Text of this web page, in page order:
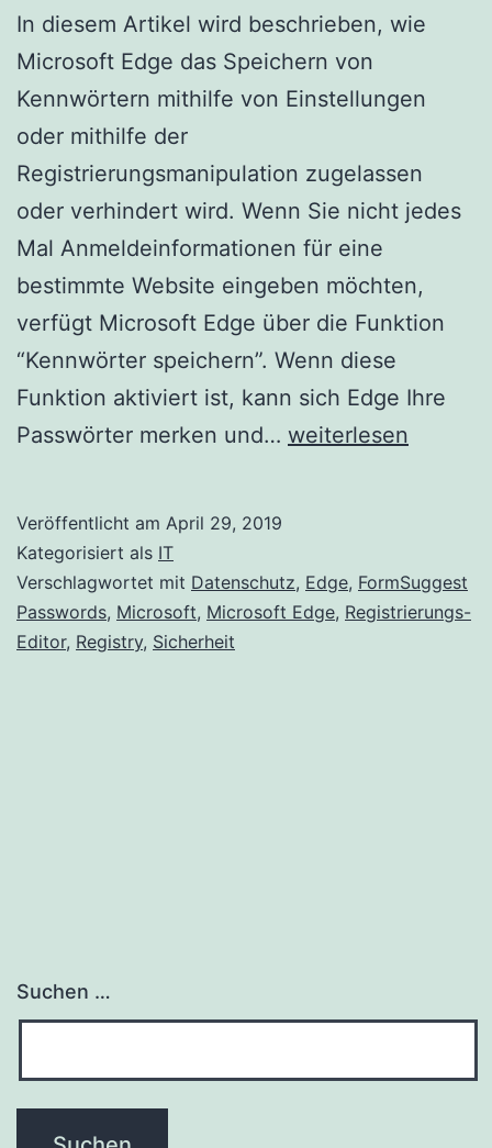
In diesem Artikel wird beschrieben, wie
Microsoft Edge das Speichern von
Kennwörtern mithilfe von Einstellungen
oder mithilfe der
Registrierungsmanipulation zugelassen
oder verhindert wird. Wenn Sie nicht jedes
Mal Anmeldeinformationen für eine
bestimmte Website eingeben möchten,
verfügt Microsoft Edge über die Funktion
“Kennwörter speichern”. Wenn diese
Funktion aktiviert ist, kann sich Edge Ihre
Passwörter merken und… Zulassen
Microsoft
Edge
weiterlesen
Veröffentlicht am April 29, 2019
Kategorisiert als IT
Verschlagwortet mit Datenschutz, Edge, FormSuggest
Passwords, Microsoft, Microsoft Edge, Registrierungs-
Editor, Registry, Sicherheit
Suchen …